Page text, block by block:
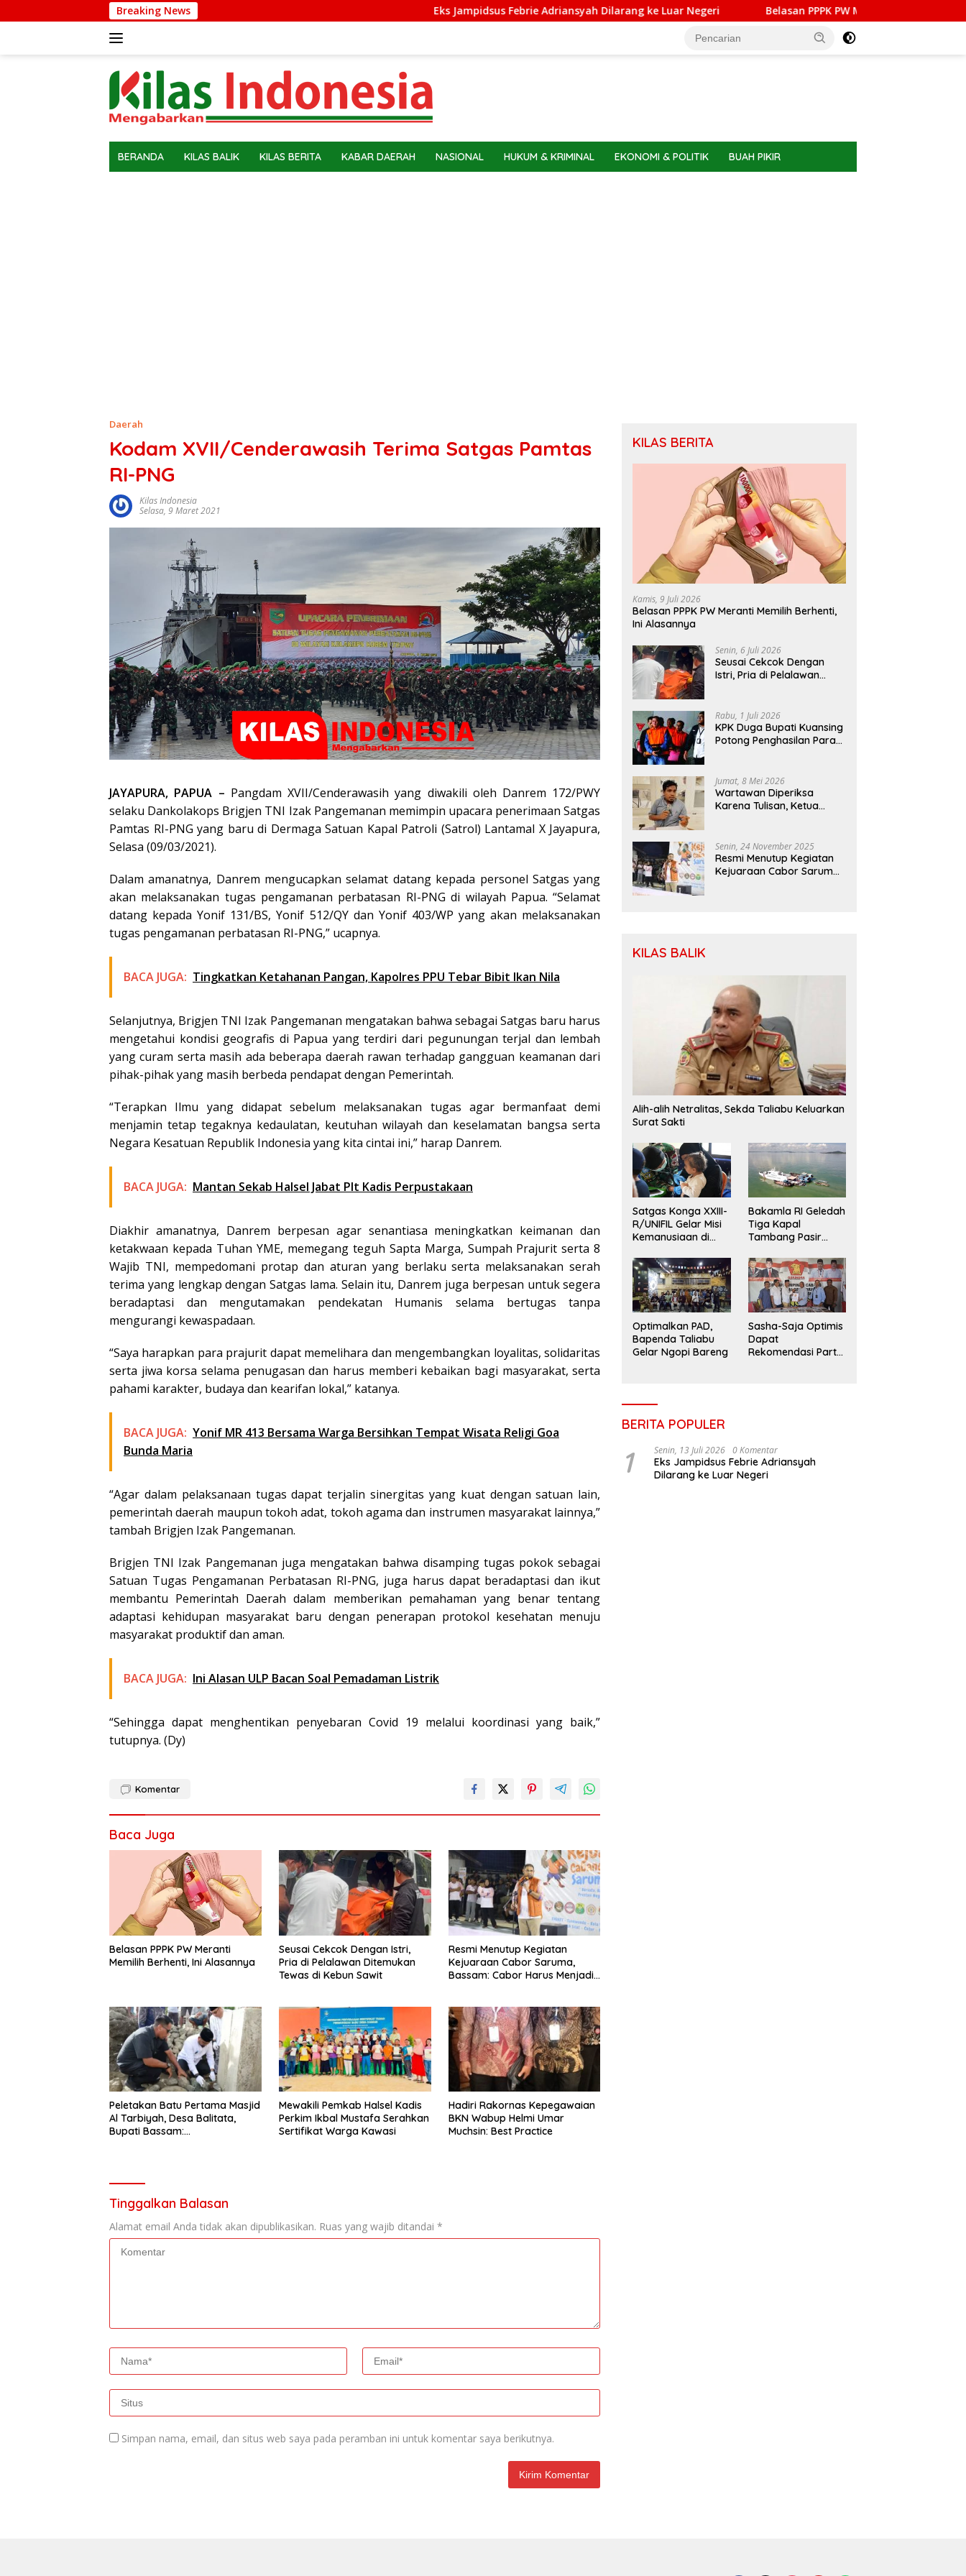
ke
Breaking News Eks Jampidsus Febrie Adriansyah Dilarang ke Luar Negeri Belasan PPPK PW Meranti Memilih Berhenti, Ini
BERANDA KILAS BALIK KILAS BERITA KABAR DAERAH NASIONAL HUKUM & KRIMINAL EKONOMI & POLITIK BUAH PIKIR
Daerah
Kodam XVII/Cenderawasih Terima Satgas Pamtas
RI-PNG
Kilas Indonesia
Selasa, 9 Maret 2021
JAYAPURA, PAPUA – Pangdam XVII/Cenderawasih yang diwakili oleh Danrem 172/PWY
selaku Dankolakops Brigjen TNI Izak Pangemanan memimpin upacara penerimaan Satgas
Pamtas RI-PNG yang baru di Dermaga Satuan Kapal Patroli (Satrol) Lantamal X Jayapura,
Selasa (09/03/2021).
Dalam amanatnya, Danrem mengucapkan selamat datang kepada personel Satgas yang
akan melaksanakan tugas pengamanan perbatasan RI-PNG di wilayah Papua. “Selamat
datang kepada Yonif 131/BS, Yonif 512/QY dan Yonif 403/WP yang akan melaksanakan
tugas pengamanan perbatasan RI-PNG,” ucapnya.
BACA JUGA: Tingkatkan Ketahanan Pangan, Kapolres PPU Tebar Bibit Ikan Nila
Selanjutnya, Brigjen TNI Izak Pangemanan mengatakan bahwa sebagai Satgas baru harus
mengetahui kondisi geografis di Papua yang terdiri dari pegunungan terjal dan lembah
yang curam serta masih ada beberapa daerah rawan terhadap gangguan keamanan dari
pihak-pihak yang masih berbeda pendapat dengan Pemerintah.
“Terapkan Ilmu yang didapat sebelum melaksanakan tugas agar bermanfaat demi
menjamin tetap tegaknya kedaulatan, keutuhan wilayah dan keselamatan bangsa serta
Negara Kesatuan Republik Indonesia yang kita cintai ini,” harap Danrem.
BACA JUGA: Mantan Sekab Halsel Jabat Plt Kadis Perpustakaan
Diakhir amanatnya, Danrem berpesan agar senantiasa meningkatkan keimanan dan
ketakwaan kepada Tuhan YME, memegang teguh Sapta Marga, Sumpah Prajurit serta 8
Wajib TNI, mempedomani protap dan aturan yang berlaku serta melaksanakan serah
terima yang lengkap dengan Satgas lama. Selain itu, Danrem juga berpesan untuk segera
beradaptasi dan mengutamakan pendekatan Humanis selama bertugas tanpa
mengurangi kewaspadaan.
“Saya harapkan para prajurit dapat memelihara dan mengembangkan loyalitas, solidaritas
serta jiwa korsa selama penugasan dan harus memberi kebaikan bagi masyarakat, serta
pahami karakter, budaya dan kearifan lokal,” katanya.
BACA JUGA: Yonif MR 413 Bersama Warga Bersihkan Tempat Wisata Religi Goa
Bunda Maria
“Agar dalam pelaksanaan tugas dapat terjalin sinergitas yang kuat dengan satuan lain,
pemerintah daerah maupun tokoh adat, tokoh agama dan instrumen masyarakat lainnya,”
tambah Brigjen Izak Pangemanan.
Brigjen TNI Izak Pangemanan juga mengatakan bahwa disamping tugas pokok sebagai
Satuan Tugas Pengamanan Perbatasan RI-PNG, juga harus dapat beradaptasi dan ikut
membantu Pemerintah Daerah dalam memberikan pemahaman yang benar tentang
adaptasi kehidupan masyarakat baru dengan penerapan protokol kesehatan menuju
masyarakat produktif dan aman.
BACA JUGA: Ini Alasan ULP Bacan Soal Pemadaman Listrik
“Sehingga dapat menghentikan penyebaran Covid 19 melalui koordinasi yang baik,”
tutupnya. (Dy)
Komentar
Baca Juga
Belasan PPPK PW Meranti
Memilih Berhenti, Ini Alasannya
Seusai Cekcok Dengan Istri,
Pria di Pelalawan Ditemukan
Tewas di Kebun Sawit
Resmi Menutup Kegiatan
Kejuaraan Cabor Saruma,
Bassam: Cabor Harus Menjadi
Peletakan Batu Pertama Masjid
Al Tarbiyah, Desa Balitata,
Bupati Bassam:
Mewakili Pemkab Halsel Kadis
Perkim Ikbal Mustafa Serahkan
Sertifikat Warga Kawasi
Hadiri Rakornas Kepegawaian
BKN Wabup Helmi Umar
Muchsin: Best Practice
Tinggalkan Balasan
Alamat email Anda tidak akan dipublikasikan. Ruas yang wajib ditandai *
Simpan nama, email, dan situs web saya pada peramban ini untuk komentar saya berikutnya.
KILAS BERITA
Kamis, 9 Juli 2026
Belasan PPPK PW Meranti Memilih Berhenti,
Ini Alasannya
Senin, 6 Juli 2026
Seusai Cekcok Dengan
Istri, Pria di Pelalawan
Rabu, 1 Juli 2026
KPK Duga Bupati Kuansing
Potong Penghasilan Para
Jumat, 8 Mei 2026
Wartawan Diperiksa
Karena Tulisan, Ketua
Dewan Pers
Senin, 24 November 2025
Resmi Menutup Kegiatan
Kejuaraan Cabor Saruma,
KILAS BALIK
Alih-alih Netralitas, Sekda Taliabu Keluarkan
Surat Sakti
Satgas Konga XXIII-
R/UNIFIL Gelar Misi
Kemanusiaan di
Bakamla RI Geledah
Tiga Kapal
Tambang Pasir
Karimun
Optimalkan PAD,
Bapenda Taliabu
Gelar Ngopi Bareng
Sasha-Saja Optimis
Dapat
Rekomendasi Partai
BERITA POPULER
1 Senin, 13 Juli 2026 0 Komentar
Eks Jampidsus Febrie Adriansyah
Dilarang ke Luar Negeri